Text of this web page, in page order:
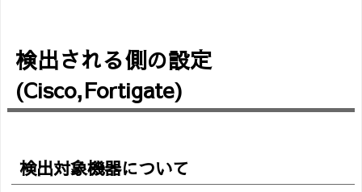
検出される側の設定
(Cisco,Fortigate)
検出対象機器について